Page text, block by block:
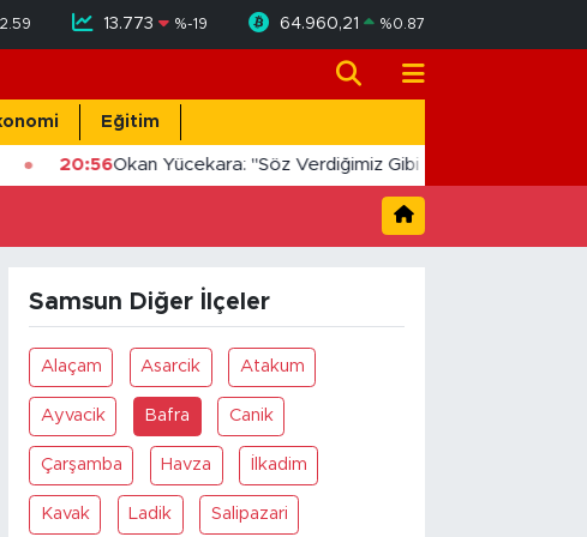
2.59 13.773 %-19 64.960,21 %0.87
Eğitim
20:56Okan Yücekara: "Söz Verdiğimiz Gibi Masada Değil,
Samsun Diğer İlçeler
Alaçam Asarcik Atakum
Ayvacik Bafra Canik
Çarşamba Havza İlkadim
Kavak Ladik Salipazari